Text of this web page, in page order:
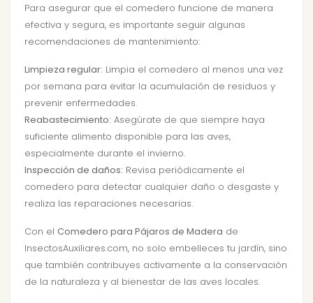
Para asegurar que el comedero funcione de manera
efectiva y segura, es importante seguir algunas
recomendaciones de mantenimiento:
Limpieza regular: Limpia el comedero al menos una vez
por semana para evitar la acumulación de residuos y
prevenir enfermedades.
Reabastecimiento: Asegúrate de que siempre haya
suficiente alimento disponible para las aves,
especialmente durante el invierno.
Inspección de daños: Revisa periódicamente el
comedero para detectar cualquier daño o desgaste y
realiza las reparaciones necesarias.
Con el Comedero para Pájaros de Madera de
InsectosAuxiliares.com, no solo embelleces tu jardín, sino
que también contribuyes activamente a la conservación
de la naturaleza y al bienestar de las aves locales.